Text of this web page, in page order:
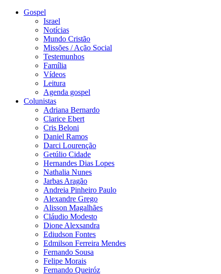
Gospel
Israel
Notícias
Mundo Cristão
Missões / Ação Social
Testemunhos
Família
Vídeos
Leitura
Agenda gospel
Colunistas
Adriana Bernardo
Clarice Ebert
Cris Beloni
Daniel Ramos
Darci Lourenção
Getúlio Cidade
Hernandes Dias Lopes
Nathalia Nunes
Jarbas Aragão
Andreia Pinheiro Paulo
Alexandre Grego
Alisson Magalhães
Cláudio Modesto
Dione Alexsandra
Ediudson Fontes
Edmilson Ferreira Mendes
Fernando Sousa
Felipe Morais
Fernando Queiróz